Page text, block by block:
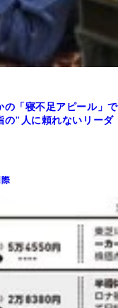
「寝不足アピール」で
"人に頼れないリーダ